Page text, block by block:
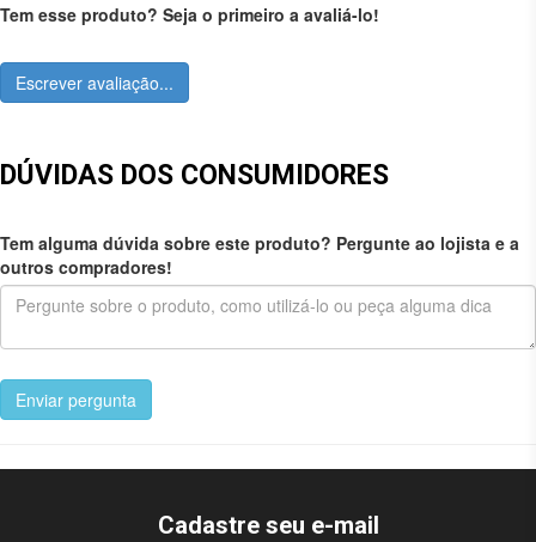
Tem esse produto? Seja o primeiro a avaliá-lo!
Escrever avaliação...
DÚVIDAS DOS CONSUMIDORES
Tem alguma dúvida sobre este produto? Pergunte ao lojista e a
outros compradores!
Enviar pergunta
Cadastre seu e-mail